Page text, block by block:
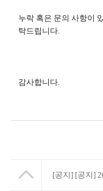
누락 혹은 문의 사항이
탁드립니다.
감사합니다.
[공지] [공지]